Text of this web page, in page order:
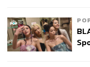
ญี่ปุ่นกำลังไต่ขึ้นไปสูงลิ่ว
3) อาจจะเป็นความเสี่ย
ควบคุมจากรัฐต่อธุรกิจเ